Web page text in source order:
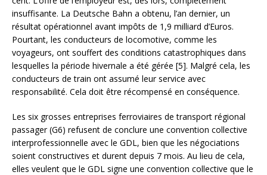
insuffisante. La Deutsche Bahn a obtenu, l’an dernier, un
résultat opérationnel avant impôts de 1,9 milliard d’Euros.
Pourtant, les conducteurs de locomotive, comme les
voyageurs, ont souffert des conditions catastrophiques dans
lesquelles la période hivernale a été gérée [5]. Malgré cela, les
conducteurs de train ont assumé leur service avec
responsabilité. Cela doit être récompensé en conséquence.
Les six grosses entreprises ferroviaires de transport régional
passager (G6) refusent de conclure une convention collective
interprofessionnelle avec le GDL, bien que les négociations
soient constructives et durent depuis 7 mois. Au lieu de cela,
elles veulent que le GDL signe une convention collective que le